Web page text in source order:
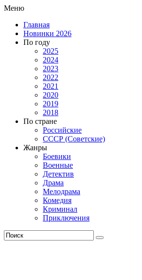
Меню
Главная
Новинки 2026
По году
2025
2024
2023
2022
2021
2020
2019
2018
По стране
Российские
СССР (Советские)
Жанры
Боевики
Военные
Детектив
Драма
Мелодрама
Комедия
Криминал
Приключения